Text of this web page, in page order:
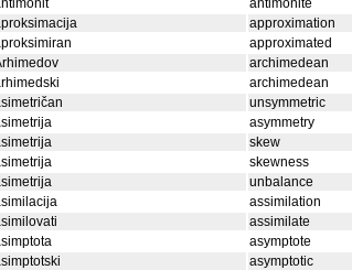
antimonite
approximation
approximated
archimedean
archimedean
unsymmetric
asymmetry
skew
skewness
unbalance
assimilation
assimilate
asymptote
asymptotic